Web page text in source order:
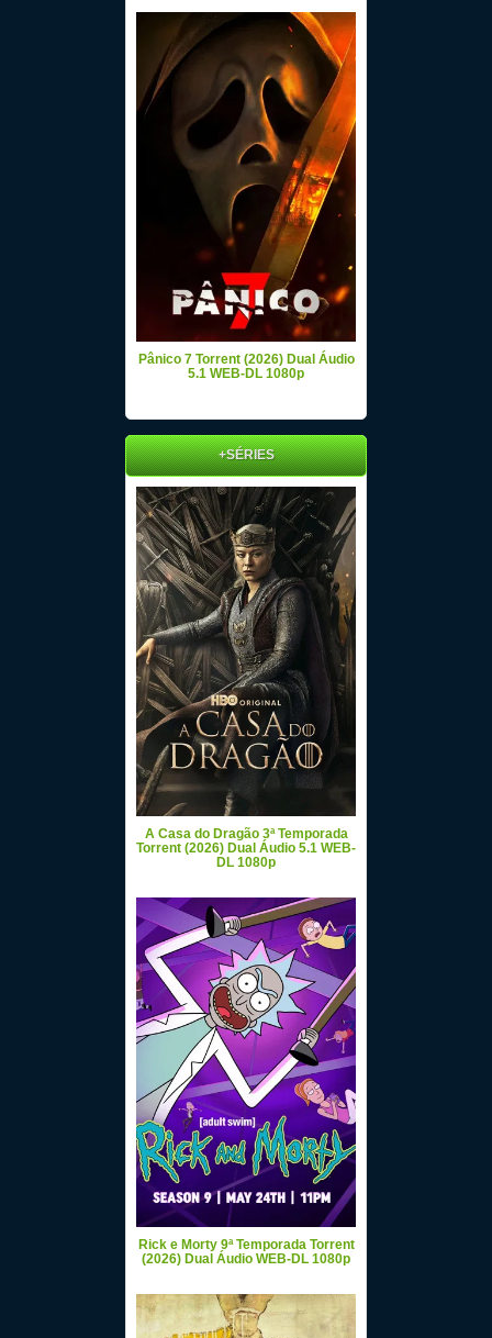
Pânico 7 Torrent (2026) Dual Áudio
5.1 WEB-DL 1080p
+SÉRIES
A Casa do Dragão 3ª Temporada
Torrent (2026) Dual Áudio 5.1 WEB-
DL 1080p
Rick e Morty 9ª Temporada Torrent
(2026) Dual Áudio WEB-DL 1080p